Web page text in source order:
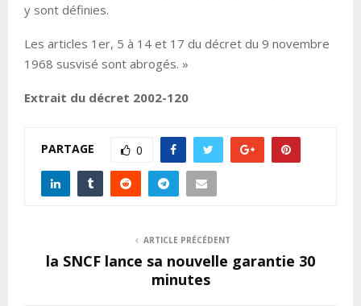
y sont définies.
Les articles 1er, 5 à 14 et 17 du décret du 9 novembre
1968 susvisé sont abrogés. »
Extrait du décret 2002-120
PARTAGE 0
ARTICLE PRÉCÉDENT
la SNCF lance sa nouvelle garantie 30
minutes